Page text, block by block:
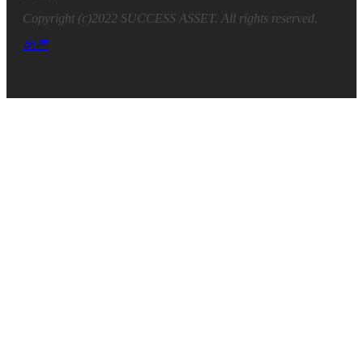
Copyright (c)2022 SUCCESS ASSET. All rights reserved.
버튼